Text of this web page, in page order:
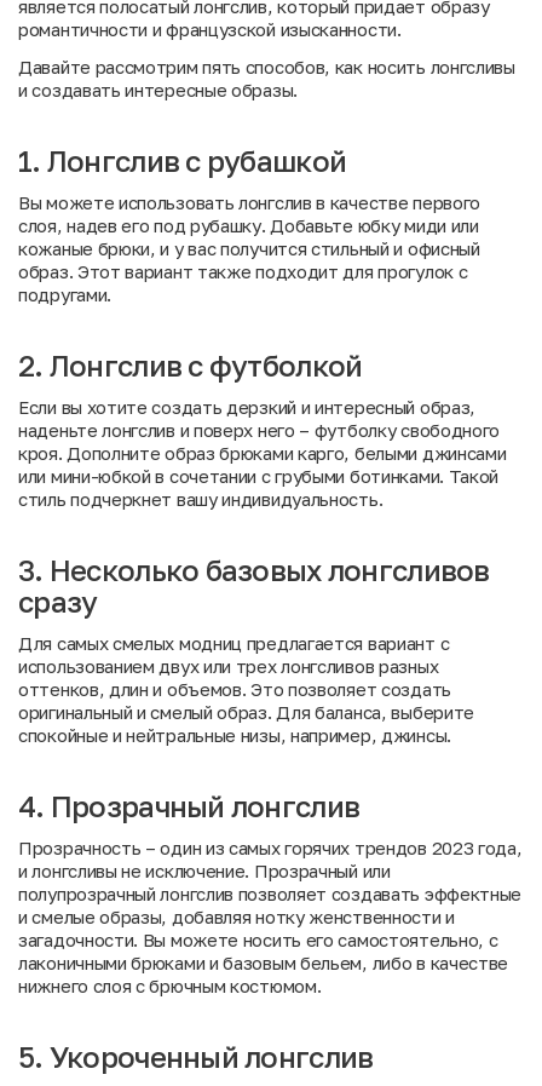
является полосатый лонгслив, который придает образу
романтичности и французской изысканности.
Давайте рассмотрим пять способов, как носить лонгсливы
и создавать интересные образы.
1. Лонгслив с рубашкой
Вы можете использовать лонгслив в качестве первого
слоя, надев его под рубашку. Добавьте юбку миди или
кожаные брюки, и у вас получится стильный и офисный
образ. Этот вариант также подходит для прогулок с
подругами.
2. Лонгслив с футболкой
Если вы хотите создать дерзкий и интересный образ,
наденьте лонгслив и поверх него – футболку свободного
кроя. Дополните образ брюками карго, белыми джинсами
или мини-юбкой в сочетании с грубыми ботинками. Такой
стиль подчеркнет вашу индивидуальность.
3. Несколько базовых лонгсливов
сразу
Для самых смелых модниц предлагается вариант с
использованием двух или трех лонгсливов разных
оттенков, длин и объемов. Это позволяет создать
оригинальный и смелый образ. Для баланса, выберите
спокойные и нейтральные низы, например, джинсы.
4. Прозрачный лонгслив
Прозрачность – один из самых горячих трендов 2023 года,
и лонгсливы не исключение. Прозрачный или
полупрозрачный лонгслив позволяет создавать эффектные
и смелые образы, добавляя нотку женственности и
загадочности. Вы можете носить его самостоятельно, с
лаконичными брюками и базовым бельем, либо в качестве
нижнего слоя с брючным костюмом.
5. Укороченный лонгслив